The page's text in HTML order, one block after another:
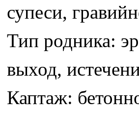
супеси,
Тип родника:
выход,
Каптаж: